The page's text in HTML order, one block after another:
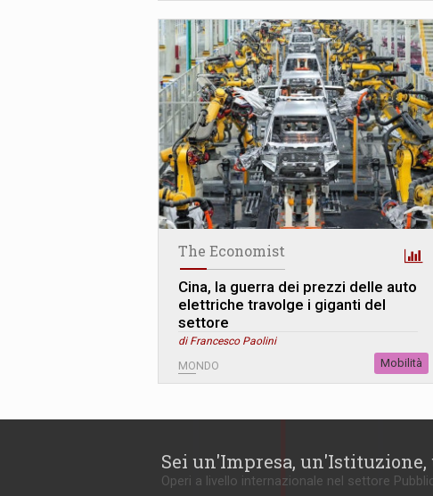
The Economist
Cina, la guerra dei prezzi delle auto
elettriche travolge i giganti del
settore
di Francesco Paolini
MONDO Mobilità
Sei un'Impresa,
Operi a livello internazionale nel settore